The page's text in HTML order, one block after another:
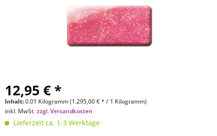
12,95 € *
Inhalt:0.01 Kilogramm (1.295,00 € * / 1 Kilogramm)
inkl. MwSt.zzgl. Versandkosten
Lieferzeit ca. 1-3 Werktage